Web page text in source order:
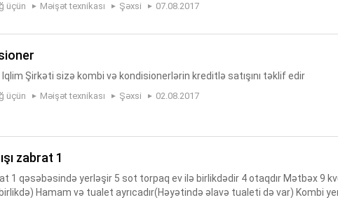
üçün Məişət texnikası Şəxsi 07.08.2017
Iqlim Şirkəti sizə kombi və kondisionerlərin kreditlə satışını təklif edir
üçün Məişət texnikası Şəxsi 02.08.2017
zabrat 1
1 qəsəbəsində yerləşir 5 sot torpaq ev ilə birlikdədir 4 otaqdır Mətbəx 9
Hamam və tualet ayrıcadır(Həyətində əlavə tualeti də var) Kombi yeri